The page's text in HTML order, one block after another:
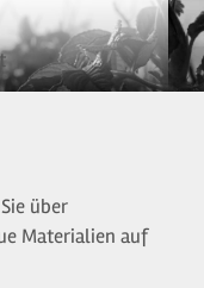
über
Materialien auf